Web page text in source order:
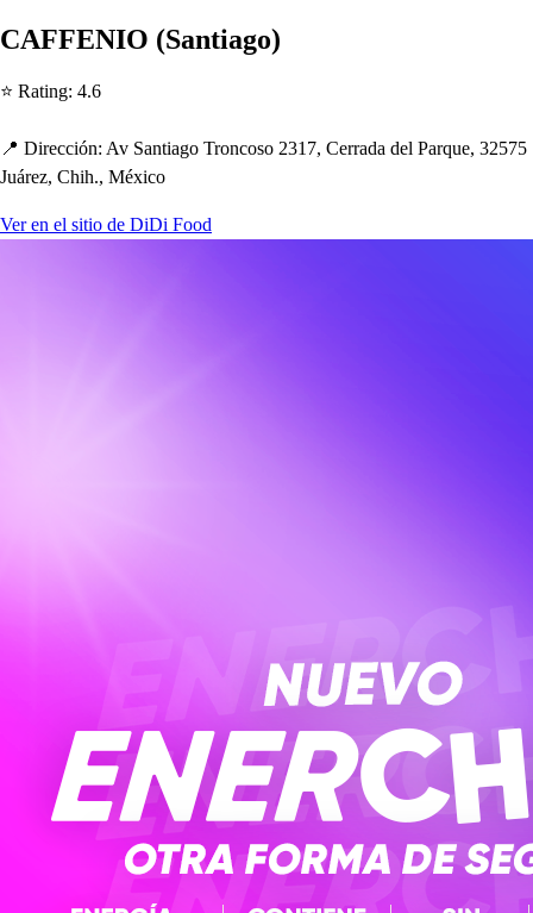
CAFFENIO (Santiago)
⭐ Rating: 4.6
📍 Dirección: Av Santiago Troncoso 2317, Cerrada del Parque, 32575
Juárez, Chih., México
Ver en el sitio de DiDi Food